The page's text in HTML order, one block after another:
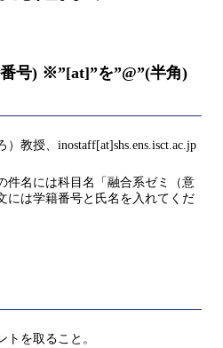
号) ※”[at]”を”@”(半角)
教授、inostaff[at]shs.ens.isct.ac.jp
件名には科⽬名「融合系ゼミ（意
には学籍番号と⽒名を⼊れてくだ
トを取ること。